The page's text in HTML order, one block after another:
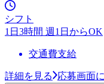
シフト
1日3時間 週1日からOK
交通費支給
詳細を見る 応募画面